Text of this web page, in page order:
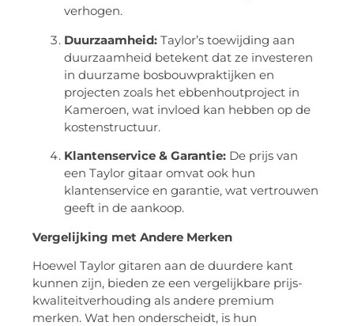
verhogen.
Duurzaamheid: Taylor’s toewijding aan
duurzaamheid betekent dat ze investeren
in duurzame bosbouwpraktijken en
projecten zoals het ebbenhoutproject in
Kameroen, wat invloed kan hebben op de
kostenstructuur.
Klantenservice & Garantie: De prijs van
een Taylor gitaar omvat ook hun
klantenservice en garantie, wat vertrouwen
geeft in de aankoop.
Vergelijking met Andere Merken
Hoewel Taylor gitaren aan de duurdere kant
kunnen zijn, bieden ze een vergelijkbare prijs-
kwaliteitverhouding als andere premium
merken. Wat hen onderscheidt, is hun